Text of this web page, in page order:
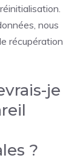
nous
récupération
je
?